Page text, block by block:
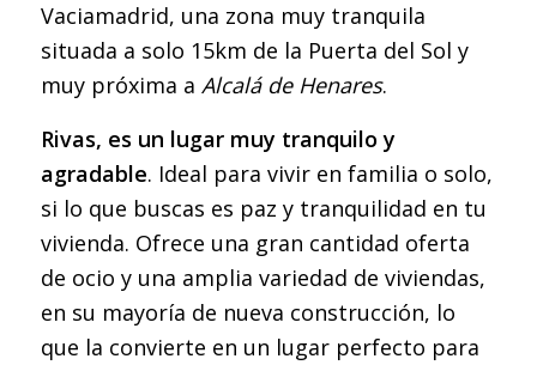
Vaciamadrid, una zona muy tranquila
situada a solo 15km de la Puerta del Sol y
muy próxima a Alcalá de Henares.
Rivas, es un lugar muy tranquilo y
agradable. Ideal para vivir en familia o solo,
si lo que buscas es paz y tranquilidad en tu
vivienda. Ofrece una gran cantidad oferta
de ocio y una amplia variedad de viviendas,
en su mayoría de nueva construcción, lo
que la convierte en un lugar perfecto para